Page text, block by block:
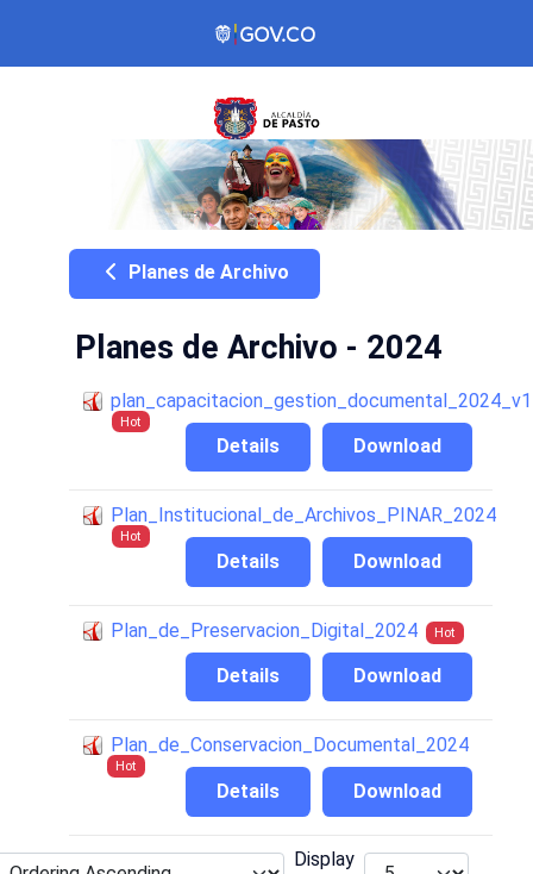
Planes de Archivo
Planes de Archivo - 2024
plan_capacitacion_gestion_documental_2024_v1
Hot
Download
Details
Plan_Institucional_de_Archivos_PINAR_2024
Hot
Download
Details
Plan_de_Preservacion_Digital_2024 Hot
Download
Details
Plan_de_Conservacion_Documental_2024
Hot
Download
Details
Display